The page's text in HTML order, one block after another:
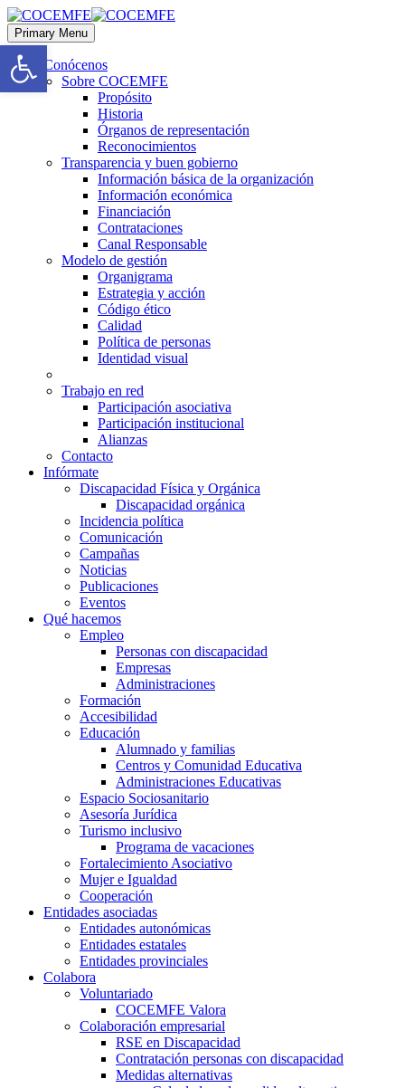
Primary Menu
Conócenos
Sobre COCEMFE
Propósito
Historia
Órganos de representación
Reconocimientos
Transparencia y buen gobierno
Información básica de la organización
Información económica
Financiación
Contrataciones
Canal Responsable
Modelo de gestión
Organigrama
Estrategia y acción
Código ético
Calidad
Política de personas
Identidad visual
Trabajo en red
Participación asociativa
Participación institucional
Alianzas
Contacto
Infórmate
Discapacidad Física y Orgánica
Discapacidad orgánica
Incidencia política
Comunicación
Campañas
Noticias
Publicaciones
Eventos
Qué hacemos
Empleo
Personas con discapacidad
Empresas
Administraciones
Formación
Accesibilidad
Educación
Alumnado y familias
Centros y Comunidad Educativa
Administraciones Educativas
Espacio Sociosanitario
Asesoría Jurídica
Turismo inclusivo
Programa de vacaciones
Fortalecimiento Asociativo
Mujer e Igualdad
Cooperación
Entidades asociadas
Entidades autonómicas
Entidades estatales
Entidades provinciales
Colabora
Voluntariado
COCEMFE Valora
Colaboración empresarial
RSE en Discapacidad
Contratación personas con discapacidad
Medidas alternativas
Abrir barra de herramientas